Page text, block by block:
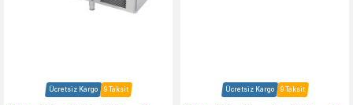
Ücretsiz Kargo 9 Taksit Ücretsiz Kargo 9 Taksit